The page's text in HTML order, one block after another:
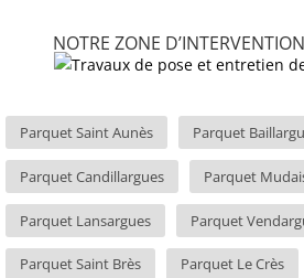
NOTRE ZONE
Parquet Saint Aunès Parquet
Parquet Candillargues Parquet
Parquet Lansargues Parquet
Parquet Saint Brès Parquet Le Crès